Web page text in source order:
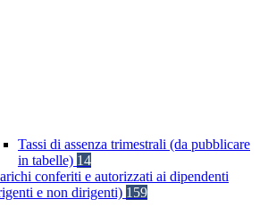
Tassi di assenza trimestrali (da pubblicare
in tabelle) 14
conferiti e autorizzati ai dipendenti
e non dirigenti) 159